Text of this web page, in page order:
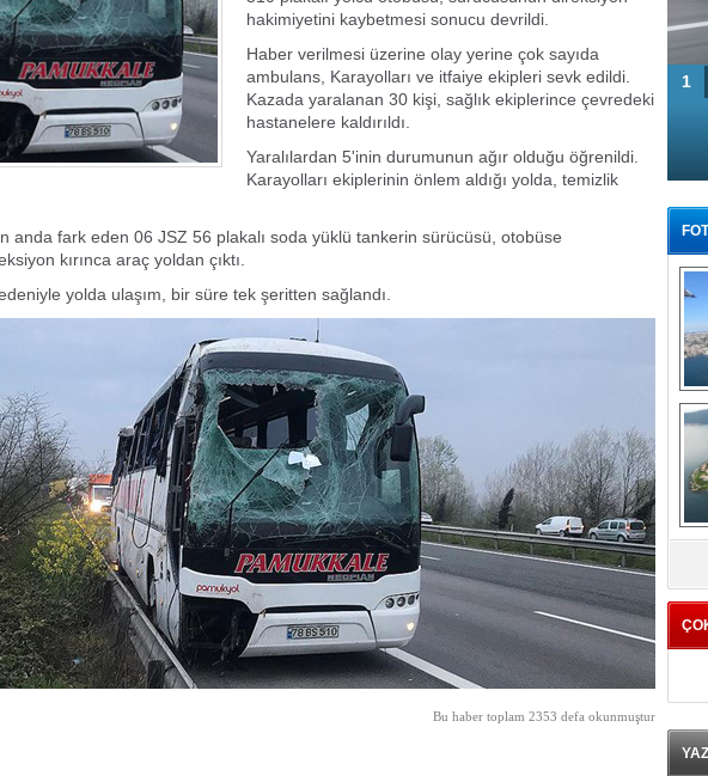
hakimiyetini kaybetmesi sonucu devrildi.
Haber verilmesi üzerine olay yerine çok sayıda
ambulans, Karayolları ve itfaiye ekipleri sevk edildi.
Kazada yaralanan 30 kişi, sağlık ekiplerince çevredeki
hastanelere kaldırıldı.
Yaralılardan 5'inin durumunun ağır olduğu öğrenildi.
Karayolları ekiplerinin önlem aldığı yolda, temizlik
anda fark eden 06 JSZ 56 plakalı soda yüklü tankerin sürücüsü, otobüse
kırınca araç yoldan çıktı.
yolda ulaşım, bir süre tek şeritten sağlandı.
Bu haber toplam 2353 defa okunmuştur
1